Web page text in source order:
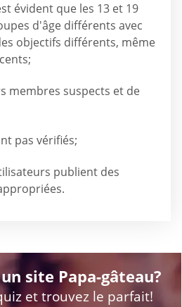
évident que les 13 et 19
d'âge différents avec
objectifs différents, même
membres suspects et de
pas vérifiés;
publient des
site Papa-gâteau?
et trouvez le parfait!